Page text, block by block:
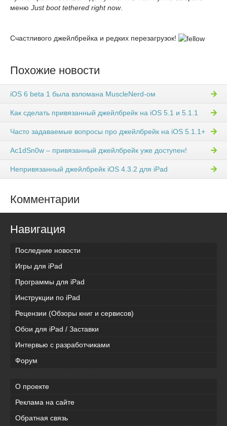
меню Just boot tethered right now.
Счастливого джейлбрейка и редких перезагрузок!
Похожие новости
iOS 6 beta 1 была взломана MuscleNerd-ом
Как сделать привязанный джейлбрейк на iOS 5.1 и 5.1.1
Часто задаваемые вопросы про джейлбрейк на iOS 5.1.1+
Ac1dSn0w – привязанный джейлбрейк уже доступен!
Непривязанный джейлбрейк iOS 4.3.2 для iPad
Комментарии
Навигация
Последние новости
Игры для iPad
Программы для iPad
Инструкции по iPad
Рецензии (Обзоры книг и сервисов)
Обои для iPad / Заставки
Интервью с разработчиками
Форум
О проекте
Реклама на сайте
Обратная связь